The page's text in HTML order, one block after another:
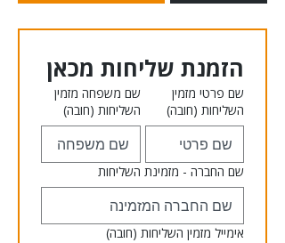
הזמנת שליחות מכאן
שם פרטי מזמין
השליחות (חובה)
שם משפחה מזמין
השליחות (חובה)
שם החברה - מזמינת השליחות
אימייל מזמין השליחות (חובה)